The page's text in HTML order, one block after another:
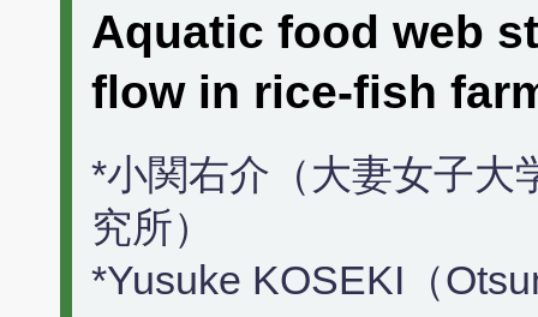
Aquatic food web
flow in rice-fish
*小関右介（大妻女子大
究所）
*Yusuke KOSEKI（